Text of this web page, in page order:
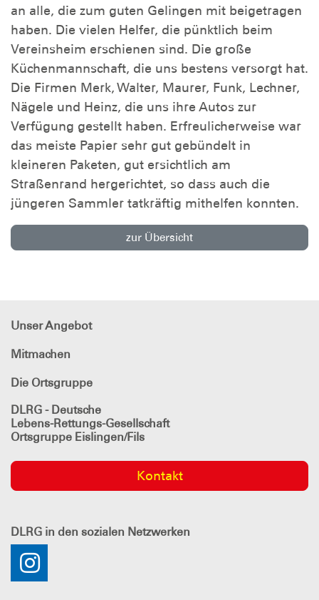
an alle, die zum guten Gelingen mit beigetragen
haben. Die vielen Helfer, die pünktlich beim
Vereinsheim erschienen sind. Die große
Küchenmannschaft, die uns bestens versorgt hat.
Die Firmen Merk, Walter, Maurer, Funk, Lechner,
Nägele und Heinz, die uns ihre Autos zur
Verfügung gestellt haben. Erfreulicherweise war
das meiste Papier sehr gut gebündelt in
kleineren Paketen, gut ersichtlich am
Straßenrand hergerichtet, so dass auch die
jüngeren Sammler tatkräftig mithelfen konnten.
zur Übersicht
Unser Angebot
Mitmachen
Die Ortsgruppe
DLRG - Deutsche
Lebens-Rettungs-Gesellschaft
Ortsgruppe Eislingen/Fils
Kontakt
DLRG in den sozialen Netzwerken